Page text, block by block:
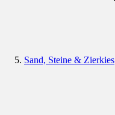
Sand, Steine & Zierkies